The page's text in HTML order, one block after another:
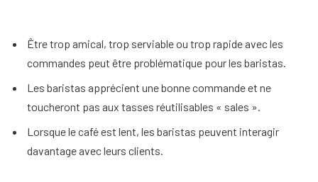
Être trop amical, trop serviable ou trop rapide avec les
commandes peut être problématique pour les baristas.
Les baristas apprécient une bonne commande et ne
toucheront pas aux tasses réutilisables « sales ».
Lorsque le café est lent, les baristas peuvent interagir
davantage avec leurs clients.